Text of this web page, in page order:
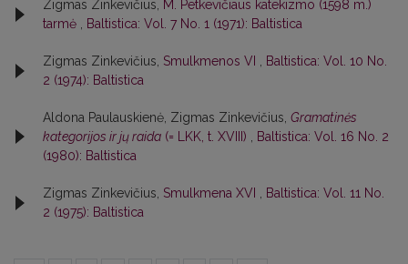
Zigmas Zinkevičius, M. Petkevičiaus katekizmo (1598 m.)
tarmė
Baltistica: Vol. 7 No. 1 (1971): Baltistica
Zigmas Zinkevičius, Smulkmenos VI
Baltistica: Vol. 10 No.
2 (1974): Baltistica
Aldona Paulauskienė, Zigmas Zinkevičius, Gramatinės
kategorijos ir jų raida (= LKK, t. XVIII)
Baltistica: Vol. 16 No. 2
(1980): Baltistica
Zigmas Zinkevičius, Smulkmena XVI
Baltistica: Vol. 11 No.
2 (1975): Baltistica